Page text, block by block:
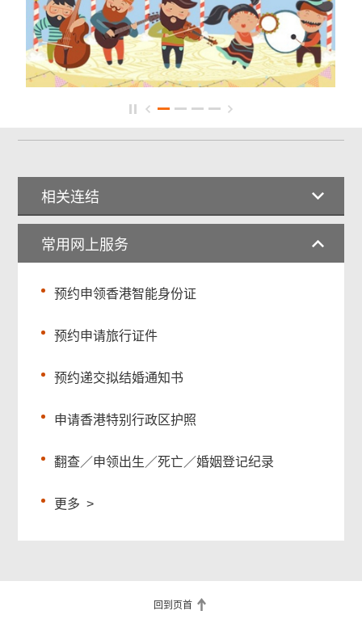
相关连结
常用网上服务
预约申领香港智能身份证
预约申请旅行证件
预约递交拟结婚通知书
申请香港特别行政区护照
翻查／申领出生／死亡／婚姻登记纪录
更多 >
回到页首